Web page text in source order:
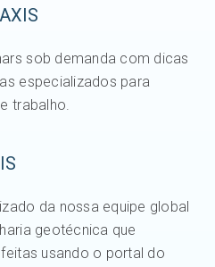
sob demanda com dicas
especializados para
trabalho.
da nossa equipe global
geotécnica que
usando o portal do